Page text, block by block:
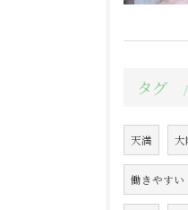
タグ
天満 大
働きやすい